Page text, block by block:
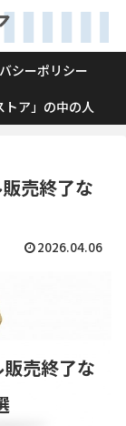
シーポリシー
トア」の中の人
売終了な
2026.04.06
販売終了な